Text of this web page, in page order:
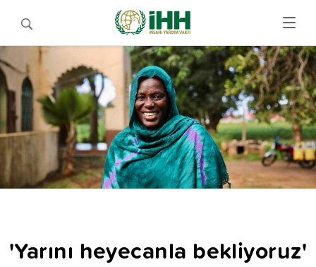
'Yarını heyecanla bekliyoruz'